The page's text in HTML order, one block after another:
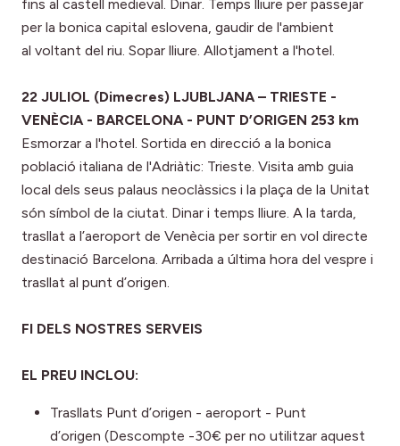
fins al castell medieval. Dinar. Temps lliure per passejar
per la bonica capital eslovena, gaudir de l'ambient
al voltant del riu. Sopar lliure. Allotjament a l'hotel.
22 JULIOL (Dimecres) LJUBLJANA – TRIESTE -
VENÈCIA - BARCELONA - PUNT D’ORIGEN 253 km
Esmorzar a l'hotel. Sortida en direcció a la bonica
població italiana de l'Adriàtic: Trieste. Visita amb guia
local dels seus palaus neoclàssics i la plaça de la Unitat
són símbol de la ciutat. Dinar i temps lliure. A la tarda,
trasllat a l’aeroport de Venècia per sortir en vol directe
destinació Barcelona. Arribada a última hora del vespre i
trasllat al punt d’origen.
FI DELS NOSTRES SERVEIS
EL PREU INCLOU:
Trasllats Punt d’origen - aeroport - Punt
d’origen (Descompte -30€ per no utilitzar aquest